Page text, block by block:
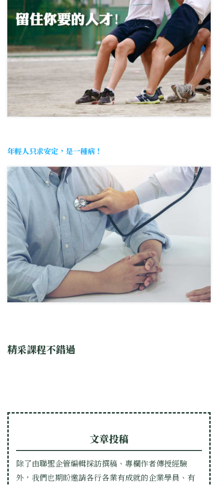
年輕人只求安定，是一種病！
精采課程不錯過
文章投稿
除了由聯聖企管編輯採訪撰稿、專欄作者傳授經驗
外，我們也期盼邀請各行各業有成就的企業學員、有